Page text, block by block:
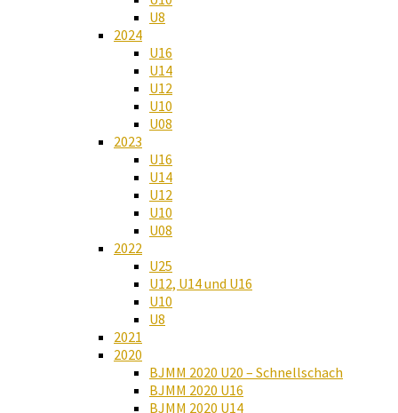
U8
2024
U16
U14
U12
U10
U08
2023
U16
U14
U12
U10
U08
2022
U25
U12, U14 und U16
U10
U8
2021
2020
BJMM 2020 U20 – Schnellschach
BJMM 2020 U16
BJMM 2020 U14